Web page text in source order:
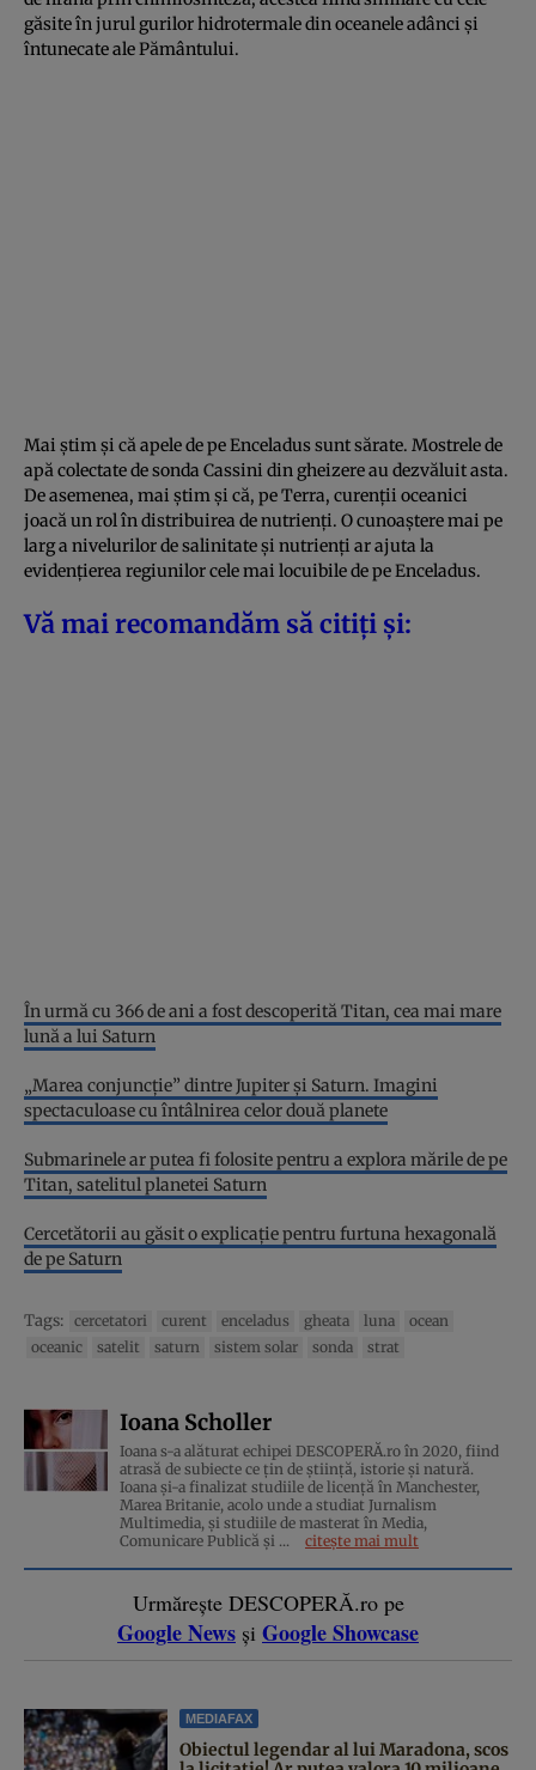
găsite în jurul gurilor hidrotermale din oceanele adânci și
întunecate ale Pământului.
Mai știm și că apele de pe Enceladus sunt sărate. Mostrele de
apă colectate de sonda Cassini din gheizere au dezvăluit asta.
De asemenea, mai știm și că, pe Terra, curenții oceanici
joacă un rol în distribuirea de nutrienți. O cunoaștere mai pe
larg a nivelurilor de salinitate și nutrienți ar ajuta la
evidențierea regiunilor cele mai locuibile de pe Enceladus.
Vă mai recomandăm să citiți și:
În urmă cu 366 de ani a fost descoperită Titan, cea mai mare
lună a lui Saturn
„Marea conjuncție” dintre Jupiter și Saturn. Imagini
spectaculoase cu întâlnirea celor două planete
Submarinele ar putea fi folosite pentru a explora mările de pe
Titan, satelitul planetei Saturn
Cercetătorii au găsit o explicație pentru furtuna hexagonală
de pe Saturn
Tags: cercetatori curent enceladus gheata luna
ocean
oceanic
satelit saturn sistem solar sonda strat
Ioana Scholler
Ioana s-a alăturat echipei DESCOPERĂ.ro în 2020, fiind
atrasă de subiecte ce țin de știință, istorie și natură.
Ioana și-a finalizat studiile de licență în Manchester,
Marea Britanie, acolo unde a studiat Jurnalism
Multimedia, și studiile de masterat în Media,
Comunicare Publică și ...
citește mai mult
Urmărește DESCOPERĂ.ro pe
Google News și Google Showcase
MEDIAFAX
Obiectul legendar al lui Maradona, scos